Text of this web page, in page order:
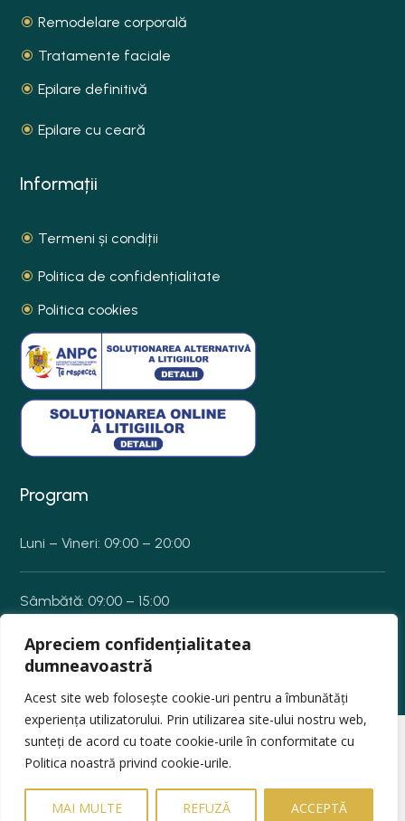
Apreciem confidențialitatea
dumneavoastră
Acest site web folosește cookie-uri pentru a îmbunătăți
experiența utilizatorului. Prin utilizarea site-ului nostru web,
sunteți de acord cu toate cookie-urile în conformitate cu
Politica noastră privind cookie-urile.
MAI MULTE REFUZĂ ACCEPTĂ
Remodelare corporală
Tratamente faciale
Epilare definitivă
Epilare cu ceară
Informații
Termeni și condiții
Politica de confidențialitate
Politica cookies
Program
Luni – Vineri: 09:00 – 20:00
Sâmbătă: 09:00 – 15:00
Duminică: Închis
© 2025ECLAT BEAUTY CONCEPT SRL –Toate
drepturile rezervate
Powerd byXstart , Marketing by Well Chosen Words